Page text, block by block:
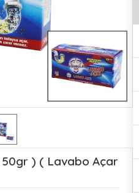
50gr ) ( Lavabo Açar